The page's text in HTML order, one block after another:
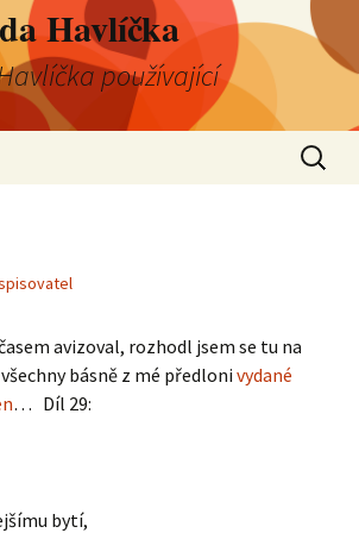
Havlíčka
používající
avizoval, rozhodl jsem se tu na
básně z mé předloni vydané
… Díl 29:
bytí,